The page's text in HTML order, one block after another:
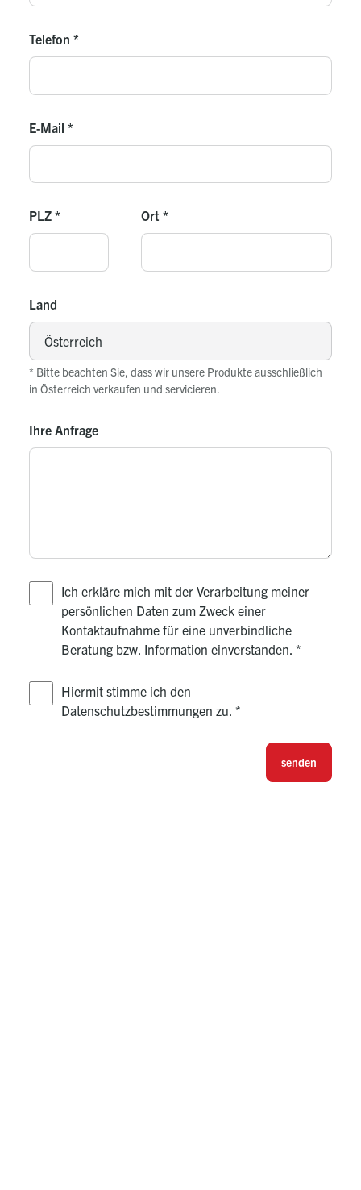
Telefon *
E-Mail *
PLZ * Ort *
Land
* Bitte beachten Sie, dass wir unsere Produkte ausschließlich
in Österreich verkaufen und servicieren.
Ihre Anfrage
Ich erkläre mich mit der Verarbeitung meiner
persönlichen Daten zum Zweck einer
Kontaktaufnahme für eine unverbindliche
Beratung bzw. Information einverstanden. *
Hiermit stimme ich den
Datenschutzbestimmungen zu. *
senden